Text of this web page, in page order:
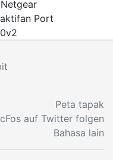
Port
Peta tapak
cFos auf Twitter folgen
Bahasa lain